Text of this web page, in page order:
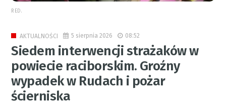
RED.
AKTUALNOŚCI 5 sierpnia 2026 08:52
Siedem interwencji strażaków w
powiecie raciborskim. Groźny
wypadek w Rudach i pożar
ścierniska